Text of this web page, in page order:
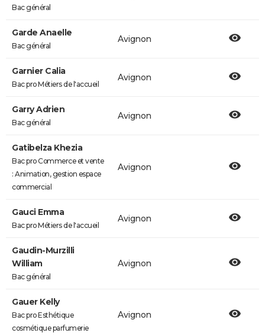
Bac général
Garde Anaelle
Bac général
Avignon
Garnier Calia
Bac pro Métiers de l'accueil
Avignon
Garry Adrien
Bac général
Avignon
Gatibelza Khezia
Bac pro Commerce et vente
: Animation, gestion espace
commercial
Avignon
Gauci Emma
Bac pro Métiers de l'accueil
Avignon
Gaudin-Murzilli
William
Bac général
Avignon
Gauer Kelly
Bac pro Esthétique
cosmétique parfumerie
Avignon